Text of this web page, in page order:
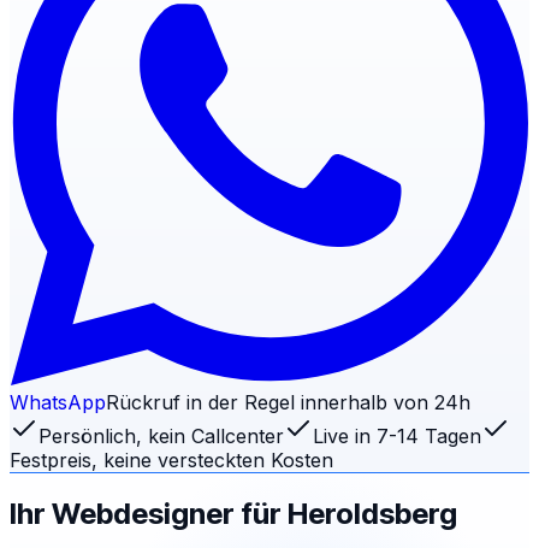
WhatsAppRückruf in der Regel innerhalb von 24h
Persönlich, kein Callcenter
Live in 7-14 Tagen
Festpreis, keine versteckten Kosten
Ihr Webdesigner für Heroldsberg